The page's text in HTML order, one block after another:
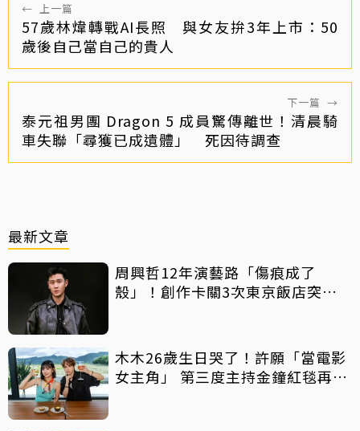
← 上一篇
57歲林煒轉戰AI長照 與女友拚3年上市：50
歲後自己當自己的貴人
下一篇 →
泰元祖男團 Dragon 5 成員驚傳離世！清晨騎
車失聯「尋獲已成遺體」 死因待調查
最新文章
周興哲12年演藝路「傷痕成了
殼」！創作卡關3次東京飯店突找
木木26歲生日哭了！許願「當電影
女主角」 第三度主持金鐘紅毯再喊